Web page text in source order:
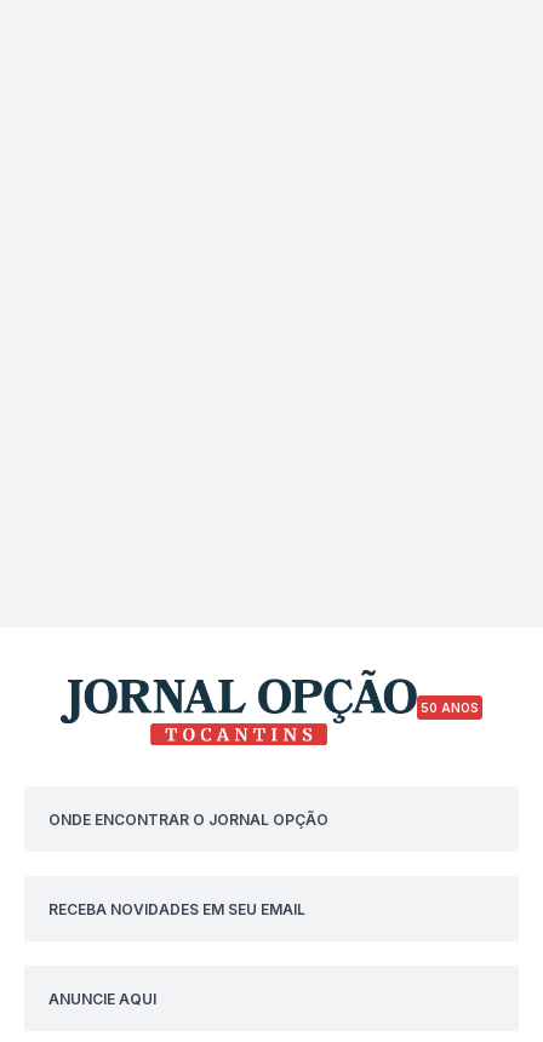
50 ANOS
ONDE ENCONTRAR O JORNAL OPÇÃO
RECEBA NOVIDADES EM SEU EMAIL
ANUNCIE AQUI